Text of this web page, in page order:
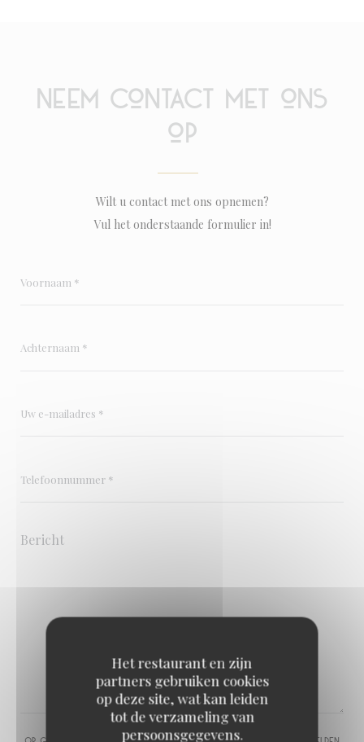
Het restaurant en zijn
partners gebruiken cookies
op deze site, wat kan leiden
tot de verzameling van
persoonsgegevens.
Neem contact met ons
op
Wilt u contact met ons opnemen?
Vul het onderstaande formulier in!